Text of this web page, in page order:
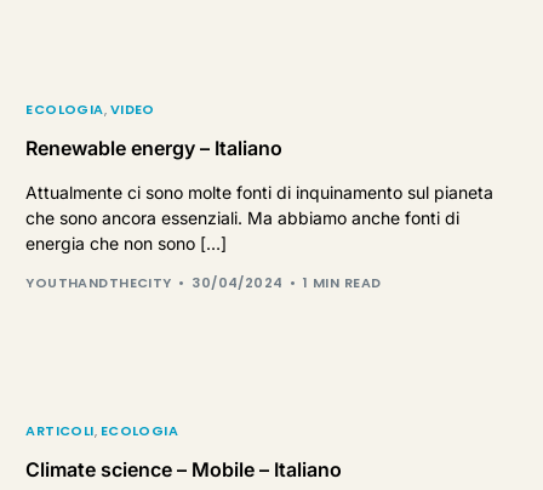
ECOLOGIA,VIDEO
Renewable energy – Italiano
Attualmente ci sono molte fonti di inquinamento sul pianeta
che sono ancora essenziali. Ma abbiamo anche fonti di
energia che non sono […]
YOUTHANDTHECITY 30/04/2024 1 MIN READ
ARTICOLI, ECOLOGIA
Climate science – Mobile – Italiano